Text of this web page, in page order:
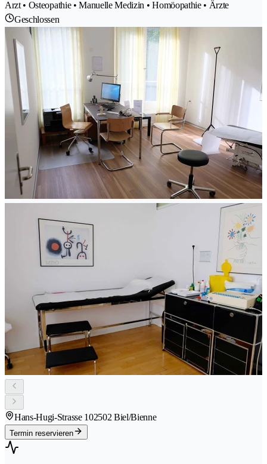
Arzt • Osteopathie • Manuelle Medizin • Homöopathie • Ärzte
Geschlossen
Hans-Hugi-Strasse 102502 Biel/Bienne
Termin reservieren